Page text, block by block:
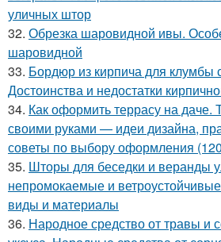
уличных штор
32. Обрезка шаровидной ивы.
шаровидной
33. Бордюр из кирпича для клумбы
Достоинства и недостатки
34. Как оформить террасу на даче.
своими руками — идеи дизайна,
советы по выбору оформления
35. Шторы для беседки и веранды
непромокаемые и
виды и материалы
36. Народное средство от травы и